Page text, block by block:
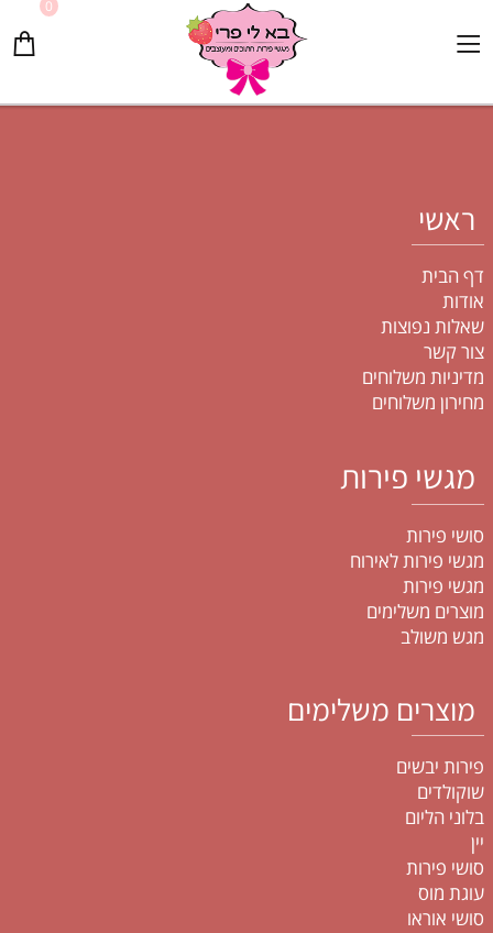
0
ראשי
דף הבית
אודות
שאלות נפוצות
צור קשר
מדיניות משלוחים
מחירון משלוחים
מגשי פירות
סושי פירות
מגשי פירות לאירוח
מגשי פירות
מוצרים משלימים
מגש משולב
מוצרים משלימים
פירות יבשים
שוקולדים
בלוני הליום
יין
סושי פירות
עוגת מוס
סושי אוראו